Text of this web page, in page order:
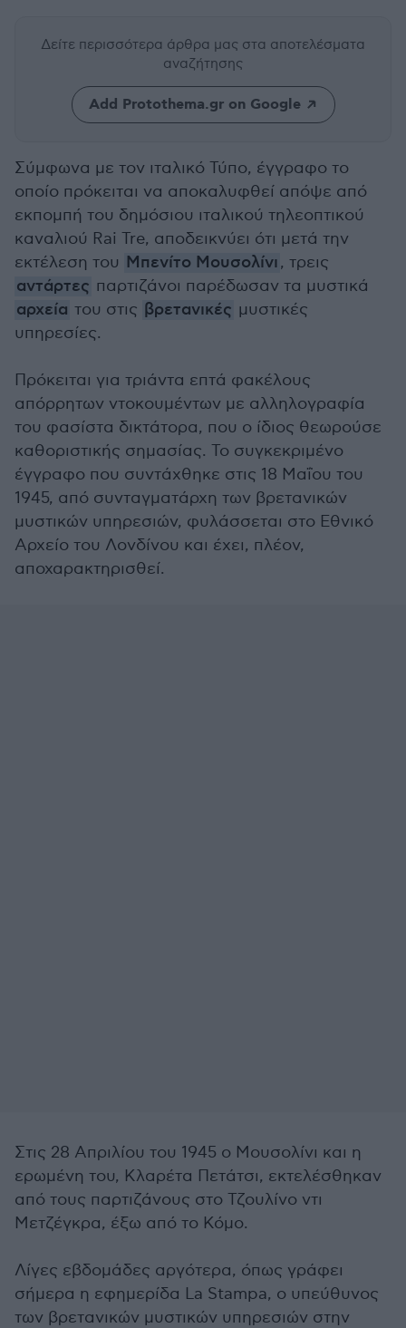
Δείτε περισσότερα άρθρα μας στα αποτελέσματα
αναζήτησης
Add Protothema.gr on Google
Σύμφωνα με τον ιταλικό Τύπο, έγγραφο το
οποίο πρόκειται να αποκαλυφθεί απόψε από
εκπομπή του δημόσιου ιταλικού τηλεοπτικού
καναλιού Rai Tre, αποδεικνύει ότι μετά την
εκτέλεση του Μπενίτο Μουσολίνι, τρεις
αντάρτες παρτιζάνοι παρέδωσαν τα μυστικά
αρχεία του στις βρετανικές μυστικές
υπηρεσίες.
Πρόκειται για τριάντα επτά φακέλους
απόρρητων ντοκουμέντων με αλληλογραφία
του φασίστα δικτάτορα, που ο ίδιος θεωρούσε
καθοριστικής σημασίας. Το συγκεκριμένο
έγγραφο που συντάχθηκε στις 18 Μαΐου του
1945, από συνταγματάρχη των βρετανικών
μυστικών υπηρεσιών, φυλάσσεται στο Εθνικό
Αρχείο του Λονδίνου και έχει, πλέον,
αποχαρακτηρισθεί.
Στις 28 Απριλίου του 1945 ο Μουσολίνι και η
ερωμένη του, Κλαρέτα Πετάτσι, εκτελέσθηκαν
από τους παρτιζάνους στο Τζουλίνο ντι
Μετζέγκρα, έξω από το Κόμο.
Λίγες εβδομάδες αργότερα, όπως γράφει
σήμερα η εφημερίδα La Stampa, o υπεύθυνος
των βρετανικών μυστικών υπηρεσιών στην